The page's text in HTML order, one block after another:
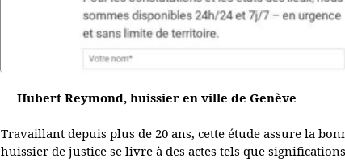
Hubert Reymond, huissier en ville de Genève
Travaillant depuis plus de 20 ans, cette étude assure la
huissier de justice se livre à des actes tels que